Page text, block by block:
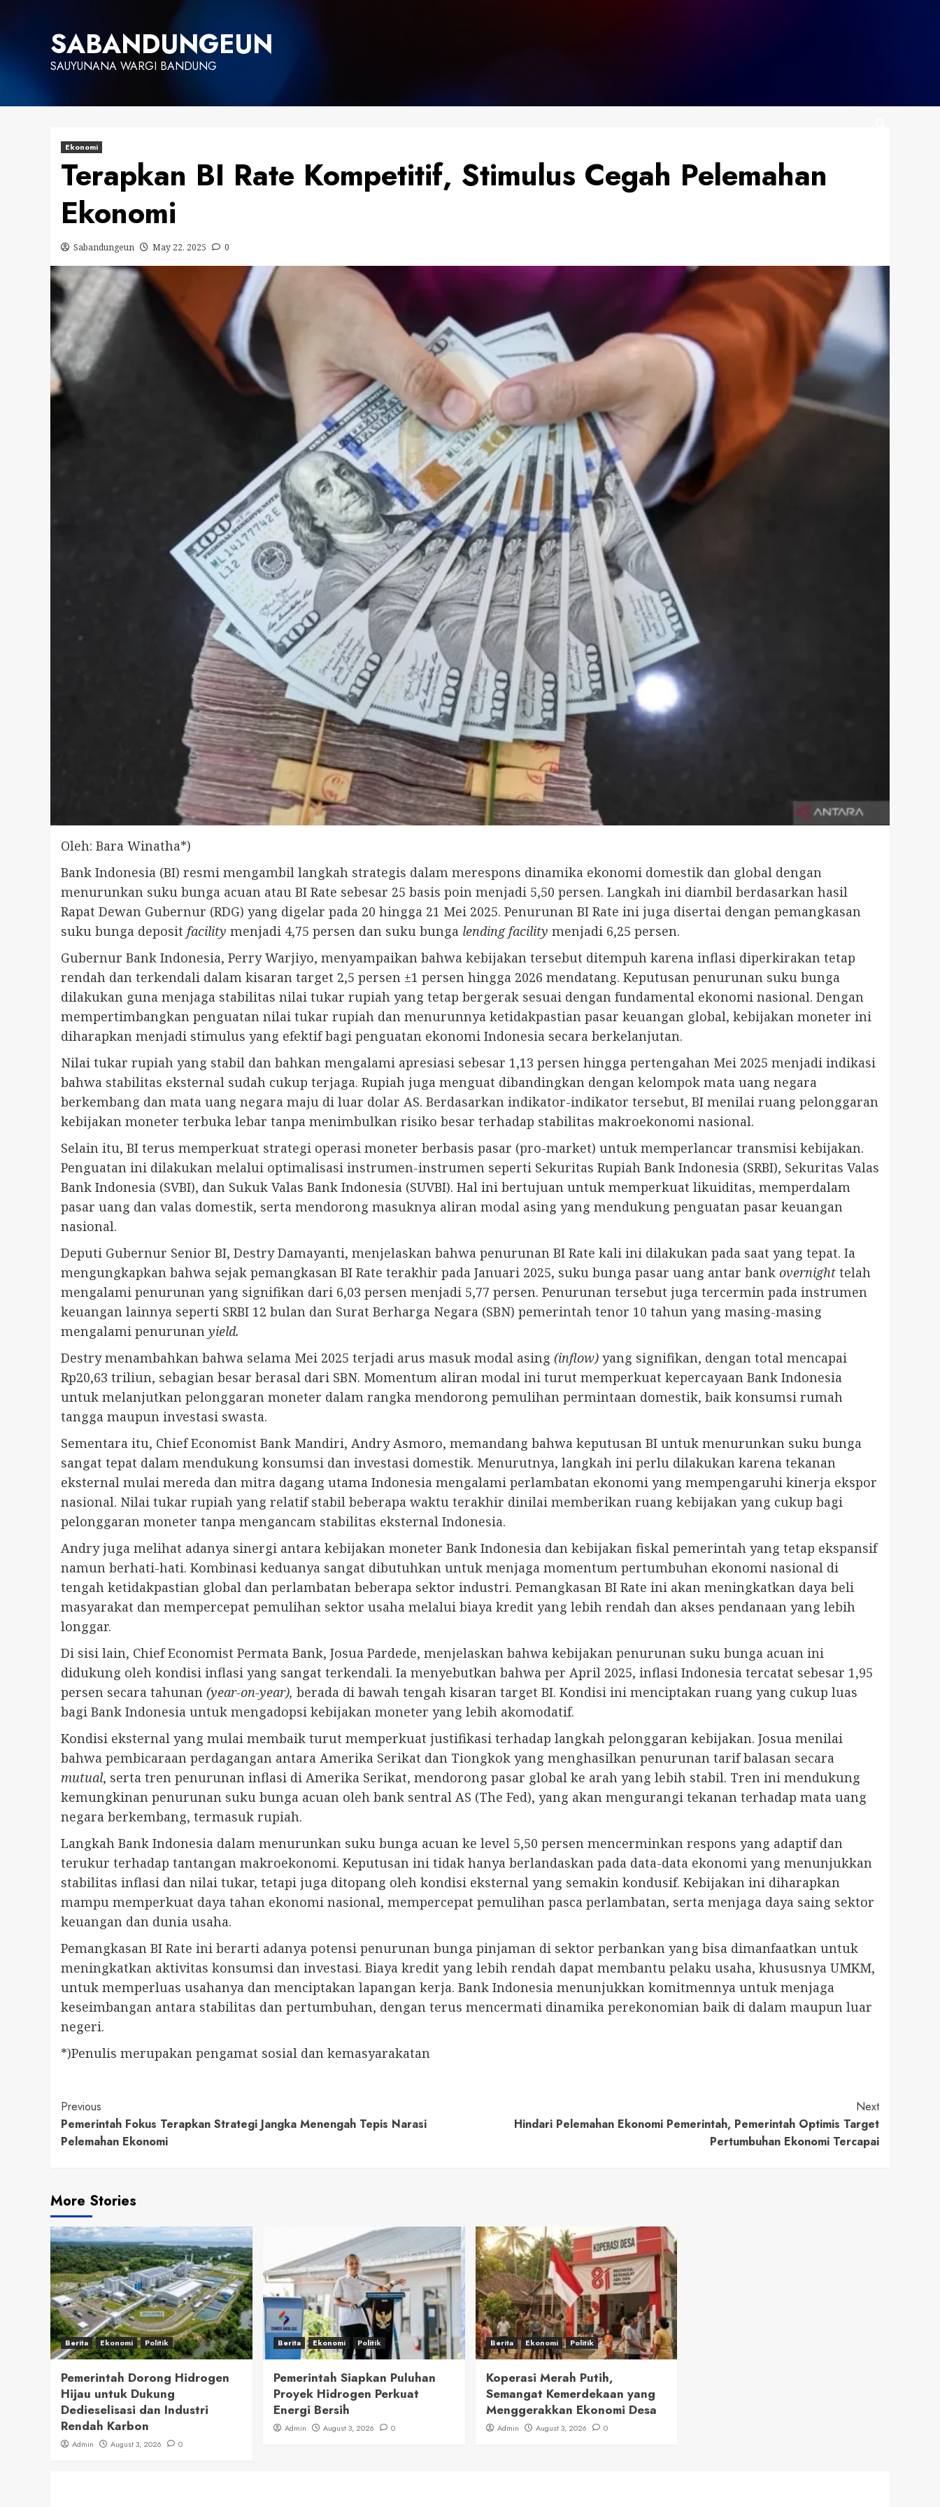
SABANDUNGEUN
SAUYUNANA WARGI BANDUNG
Ekonomi
Terapkan BI Rate Kompetitif, Stimulus Cegah Pelemahan
Ekonomi
Sabandungeun May 22, 2025 0
Oleh: Bara Winatha*)
Bank Indonesia (BI) resmi mengambil langkah strategis dalam merespons dinamika ekonomi domestik dan global dengan
menurunkan suku bunga acuan atau BI Rate sebesar 25 basis poin menjadi 5,50 persen. Langkah ini diambil berdasarkan hasil
Rapat Dewan Gubernur (RDG) yang digelar pada 20 hingga 21 Mei 2025. Penurunan BI Rate ini juga disertai dengan pemangkasan
suku bunga deposit facility menjadi 4,75 persen dan suku bunga lending facility menjadi 6,25 persen.
Gubernur Bank Indonesia, Perry Warjiyo, menyampaikan bahwa kebijakan tersebut ditempuh karena inflasi diperkirakan tetap
rendah dan terkendali dalam kisaran target 2,5 persen ±1 persen hingga 2026 mendatang. Keputusan penurunan suku bunga
dilakukan guna menjaga stabilitas nilai tukar rupiah yang tetap bergerak sesuai dengan fundamental ekonomi nasional. Dengan
mempertimbangkan penguatan nilai tukar rupiah dan menurunnya ketidakpastian pasar keuangan global, kebijakan moneter ini
diharapkan menjadi stimulus yang efektif bagi penguatan ekonomi Indonesia secara berkelanjutan.
Nilai tukar rupiah yang stabil dan bahkan mengalami apresiasi sebesar 1,13 persen hingga pertengahan Mei 2025 menjadi indikasi
bahwa stabilitas eksternal sudah cukup terjaga. Rupiah juga menguat dibandingkan dengan kelompok mata uang negara
berkembang dan mata uang negara maju di luar dolar AS. Berdasarkan indikator-indikator tersebut, BI menilai ruang pelonggaran
kebijakan moneter terbuka lebar tanpa menimbulkan risiko besar terhadap stabilitas makroekonomi nasional.
Selain itu, BI terus memperkuat strategi operasi moneter berbasis pasar (pro-market) untuk memperlancar transmisi kebijakan.
Penguatan ini dilakukan melalui optimalisasi instrumen-instrumen seperti Sekuritas Rupiah Bank Indonesia (SRBI), Sekuritas Valas
Bank Indonesia (SVBI), dan Sukuk Valas Bank Indonesia (SUVBI). Hal ini bertujuan untuk memperkuat likuiditas, memperdalam
pasar uang dan valas domestik, serta mendorong masuknya aliran modal asing yang mendukung penguatan pasar keuangan
nasional.
Deputi Gubernur Senior BI, Destry Damayanti, menjelaskan bahwa penurunan BI Rate kali ini dilakukan pada saat yang tepat. Ia
mengungkapkan bahwa sejak pemangkasan BI Rate terakhir pada Januari 2025, suku bunga pasar uang antar bank overnight telah
mengalami penurunan yang signifikan dari 6,03 persen menjadi 5,77 persen. Penurunan tersebut juga tercermin pada instrumen
keuangan lainnya seperti SRBI 12 bulan dan Surat Berharga Negara (SBN) pemerintah tenor 10 tahun yang masing-masing
mengalami penurunan yield.
Destry menambahkan bahwa selama Mei 2025 terjadi arus masuk modal asing (inflow) yang signifikan, dengan total mencapai
Rp20,63 triliun, sebagian besar berasal dari SBN. Momentum aliran modal ini turut memperkuat kepercayaan Bank Indonesia
untuk melanjutkan pelonggaran moneter dalam rangka mendorong pemulihan permintaan domestik, baik konsumsi rumah
tangga maupun investasi swasta.
Sementara itu, Chief Economist Bank Mandiri, Andry Asmoro, memandang bahwa keputusan BI untuk menurunkan suku bunga
sangat tepat dalam mendukung konsumsi dan investasi domestik. Menurutnya, langkah ini perlu dilakukan karena tekanan
eksternal mulai mereda dan mitra dagang utama Indonesia mengalami perlambatan ekonomi yang mempengaruhi kinerja ekspor
nasional. Nilai tukar rupiah yang relatif stabil beberapa waktu terakhir dinilai memberikan ruang kebijakan yang cukup bagi
pelonggaran moneter tanpa mengancam stabilitas eksternal Indonesia.
Andry juga melihat adanya sinergi antara kebijakan moneter Bank Indonesia dan kebijakan fiskal pemerintah yang tetap ekspansif
namun berhati-hati. Kombinasi keduanya sangat dibutuhkan untuk menjaga momentum pertumbuhan ekonomi nasional di
tengah ketidakpastian global dan perlambatan beberapa sektor industri. Pemangkasan BI Rate ini akan meningkatkan daya beli
masyarakat dan mempercepat pemulihan sektor usaha melalui biaya kredit yang lebih rendah dan akses pendanaan yang lebih
longgar.
Di sisi lain, Chief Economist Permata Bank, Josua Pardede, menjelaskan bahwa kebijakan penurunan suku bunga acuan ini
didukung oleh kondisi inflasi yang sangat terkendali. Ia menyebutkan bahwa per April 2025, inflasi Indonesia tercatat sebesar 1,95
persen secara tahunan (year-on-year), berada di bawah tengah kisaran target BI. Kondisi ini menciptakan ruang yang cukup luas
bagi Bank Indonesia untuk mengadopsi kebijakan moneter yang lebih akomodatif.
Kondisi eksternal yang mulai membaik turut memperkuat justifikasi terhadap langkah pelonggaran kebijakan. Josua menilai
bahwa pembicaraan perdagangan antara Amerika Serikat dan Tiongkok yang menghasilkan penurunan tarif balasan secara
mutual, serta tren penurunan inflasi di Amerika Serikat, mendorong pasar global ke arah yang lebih stabil. Tren ini mendukung
kemungkinan penurunan suku bunga acuan oleh bank sentral AS (The Fed), yang akan mengurangi tekanan terhadap mata uang
negara berkembang, termasuk rupiah.
Langkah Bank Indonesia dalam menurunkan suku bunga acuan ke level 5,50 persen mencerminkan respons yang adaptif dan
terukur terhadap tantangan makroekonomi. Keputusan ini tidak hanya berlandaskan pada data-data ekonomi yang menunjukkan
stabilitas inflasi dan nilai tukar, tetapi juga ditopang oleh kondisi eksternal yang semakin kondusif. Kebijakan ini diharapkan
mampu memperkuat daya tahan ekonomi nasional, mempercepat pemulihan pasca perlambatan, serta menjaga daya saing sektor
keuangan dan dunia usaha.
Pemangkasan BI Rate ini berarti adanya potensi penurunan bunga pinjaman di sektor perbankan yang bisa dimanfaatkan untuk
meningkatkan aktivitas konsumsi dan investasi. Biaya kredit yang lebih rendah dapat membantu pelaku usaha, khususnya UMKM,
untuk memperluas usahanya dan menciptakan lapangan kerja. Bank Indonesia menunjukkan komitmennya untuk menjaga
keseimbangan antara stabilitas dan pertumbuhan, dengan terus mencermati dinamika perekonomian baik di dalam maupun luar
negeri.
*)Penulis merupakan pengamat sosial dan kemasyarakatan
Continue
Reading
Previous
Pemerintah Fokus Terapkan Strategi Jangka Menengah Tepis Narasi
Pelemahan Ekonomi
Next
Hindari Pelemahan Ekonomi Pemerintah, Pemerintah Optimis Target
Pertumbuhan Ekonomi Tercapai
More Stories
Berita Ekonomi Politik
Pemerintah Dorong Hidrogen
Hijau untuk Dukung
Dedieselisasi dan Industri
Rendah Karbon
Admin August 3, 2026 0
Berita Ekonomi Politik
Pemerintah Siapkan Puluhan
Proyek Hidrogen Perkuat
Energi Bersih
Admin August 3, 2026 0
Berita Ekonomi Politik
Koperasi Merah Putih,
Semangat Kemerdekaan yang
Menggerakkan Ekonomi Desa
Admin August 3, 2026 0